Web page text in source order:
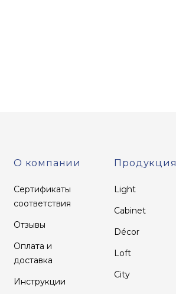
О компании
Сертификаты
соответствия
Отзывы
Оплата и
доставка
Инструкции
Продукция
Light
Cabinet
Décor
Loft
City